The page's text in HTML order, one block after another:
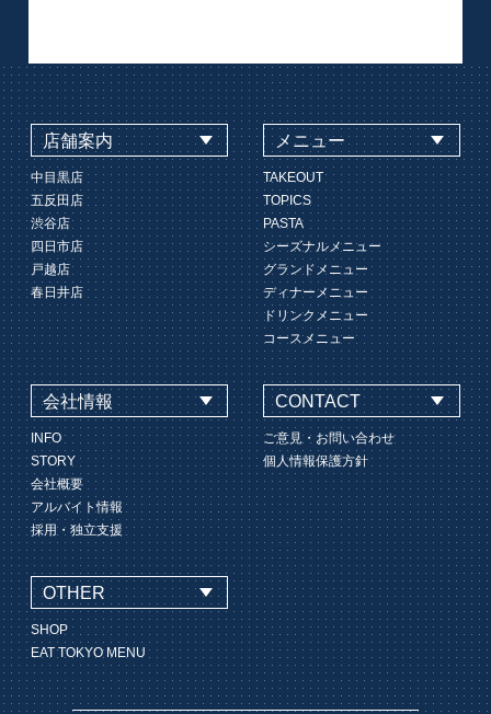
店舗案内
中目黒店
五反田店
渋谷店
四日市店
戸越店
春日井店
メニュー
TAKEOUT
TOPICS
PASTA
シーズナルメニュー
グランドメニュー
ディナーメニュー
ドリンクメニュー
コースメニュー
会社情報
INFO
STORY
会社概要
アルバイト情報
採用・独立支援
CONTACT
ご意見・お問い合わせ
個人情報保護方針
OTHER
SHOP
EAT TOKYO MENU